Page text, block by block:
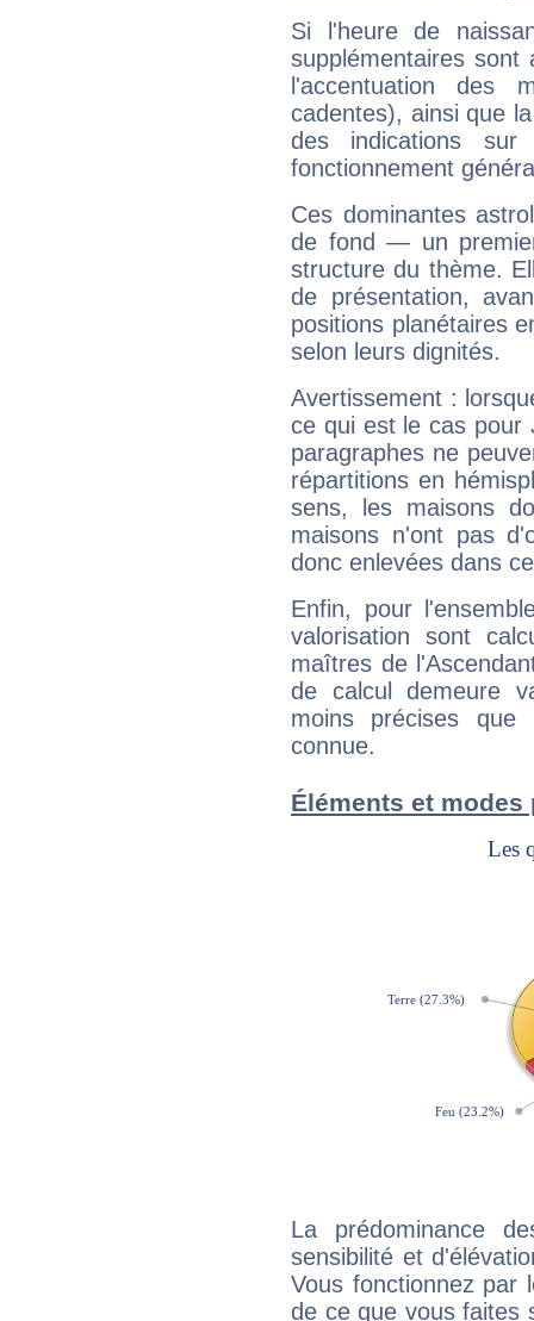
Si l'heure de
supplémentaires sont
l'accentuation des
cadentes), ainsi que
des indications sur
fonctionnement
Ces dominantes
de fond — un
structure du thème.
de présentation,
positions planétaires
selon leurs dignités.
Avertissement :
ce qui est le cas pour
paragraphes ne
répartitions en
sens, les maisons
maisons n'ont pas
donc enlevées dans
Enfin, pour
valorisation sont
maîtres de
de calcul demeure
moins précises que
connue.
Éléments et
La prédominance
sensibilité et
Vous fonctionnez
de ce que vous faites